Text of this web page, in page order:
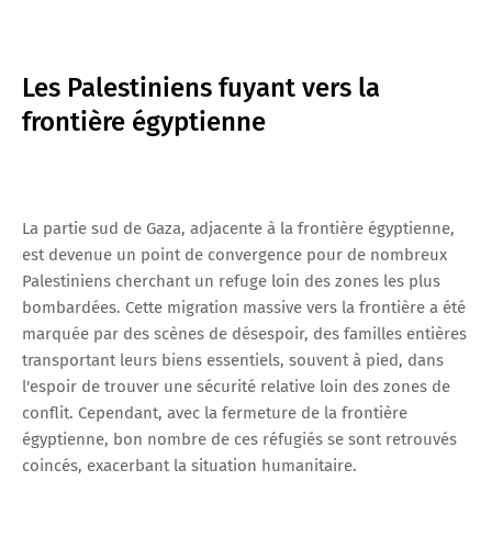
Les Palestiniens fuyant vers la
frontière égyptienne
La partie sud de Gaza, adjacente à la frontière égyptienne,
est devenue un point de convergence pour de nombreux
Palestiniens cherchant un refuge loin des zones les plus
bombardées. Cette migration massive vers la frontière a été
marquée par des scènes de désespoir, des familles entières
transportant leurs biens essentiels, souvent à pied, dans
l'espoir de trouver une sécurité relative loin des zones de
conflit. Cependant, avec la fermeture de la frontière
égyptienne, bon nombre de ces réfugiés se sont retrouvés
coincés, exacerbant la situation humanitaire.